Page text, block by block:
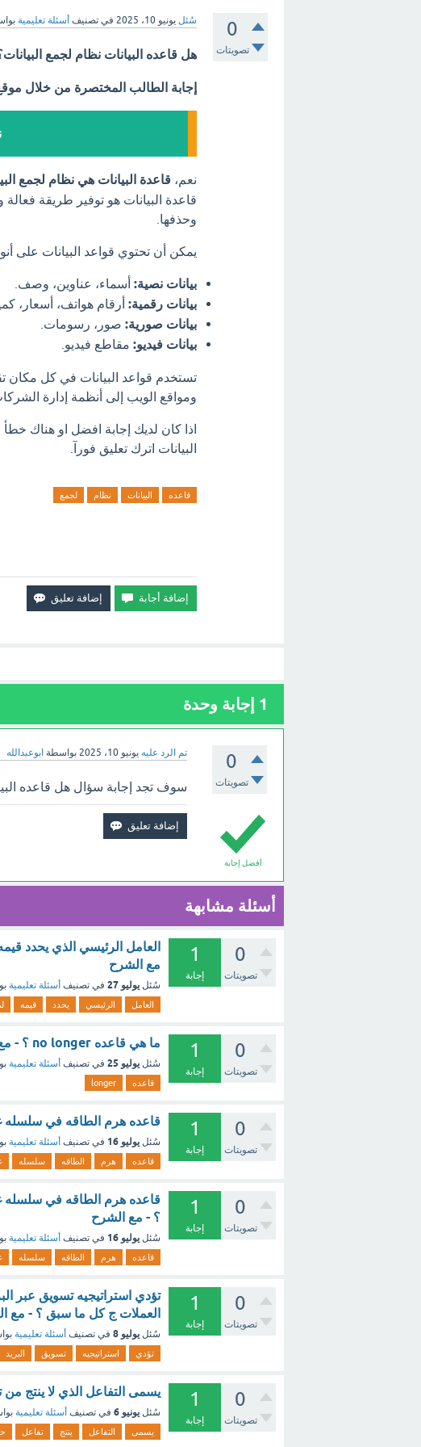
0
تصويتات
سُئل يونيو 10، 2025 في تصنيف أسئلة تعليمية
هل قاعده البيانات نظام لجمع
إجابة الطالب المختصرة من خلال
نعم، قاعدة البيانات هي نظام لجمع
قاعدة البيانات هو توفير طريقة
وحذفها.
يمكن أن تحتوي قواعد البيانات على
بيانات نصية: أسماء، عناوين، وصف.
بيانات رقمية: أرقام هواتف، أسعار،
بيانات صورية: صور، رسومات.
بيانات فيديو: مقاطع فيديو.
تستخدم قواعد البيانات في كل مكان
ومواقع الويب إلى أنظمة إدارة
اذا كان لديك إجابة افضل او هناك
البيانات اترك تعليق فورآ.
قاعده البيانات نظام لجمع
1 إجابة وحدة
0
تصويتات
تم الرد عليه يونيو 10، 2025 بواسطة ابوعبدالله
أفضل إجابة
سوف تجد إجابة سؤال هل قاعده
أسئلة مشابهة
0
تصويتات
1
إجابة
مع الشرح
سُئل يوليو 27 في تصنيف أسئلة تعليمية
العامل الرئيسي يحدد قيمه
0
تصويتات
1
إجابة
ما هي قاعده no longer ؟ - مع الشرح
سُئل يوليو 25 في تصنيف أسئلة تعليمية
قاعده longer
0
تصويتات
1
إجابة
قاعده هرم الطاقه في سلسله
سُئل يوليو 16 في تصنيف أسئلة تعليمية
قاعده هرم الطاقه سلسله
0
تصويتات
1
إجابة
قاعده هرم الطاقه في سلسله
؟ - مع الشرح
سُئل يوليو 16 في تصنيف أسئلة تعليمية
قاعده هرم الطاقه سلسله
0
تصويتات
1
إجابة
تؤدي استراتيجيه تسويق عبر
العملات ج كل ما سبق ؟ - مع
سُئل يوليو 8 في تصنيف أسئلة تعليمية
تؤدي استراتيجيه تسويق البريد
0
تصويتات
1
إجابة
يسمى التفاعل الذي لا ينتج
سُئل يونيو 6 في تصنيف أسئلة تعليمية
يسمى التفاعل ينتج تفاعل